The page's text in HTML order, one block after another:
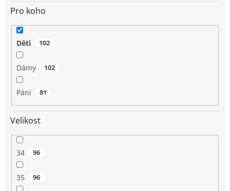
Pro koho
Děti 102
Dámy 102
Páni 81
Velikost
34 96
35 96